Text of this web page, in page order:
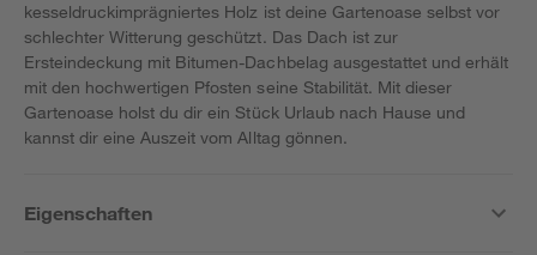
kesseldruckimprägniertes Holz ist deine Gartenoase selbst vor
schlechter Witterung geschützt. Das Dach ist zur
Ersteindeckung mit Bitumen-Dachbelag ausgestattet und erhält
mit den hochwertigen Pfosten seine Stabilität. Mit dieser
Gartenoase holst du dir ein Stück Urlaub nach Hause und
kannst dir eine Auszeit vom Alltag gönnen.
Eigenschaften